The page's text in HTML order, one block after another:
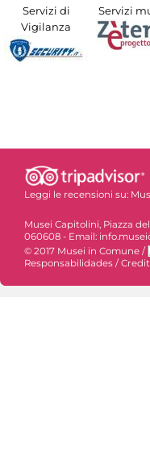
Servizi di
Vigilanza
Servizi
Leggi le recensioni su:
Musei Capitolini, Piazza
060608 - Email:
© 2017 Musei in Comune /
Responsabilidades /